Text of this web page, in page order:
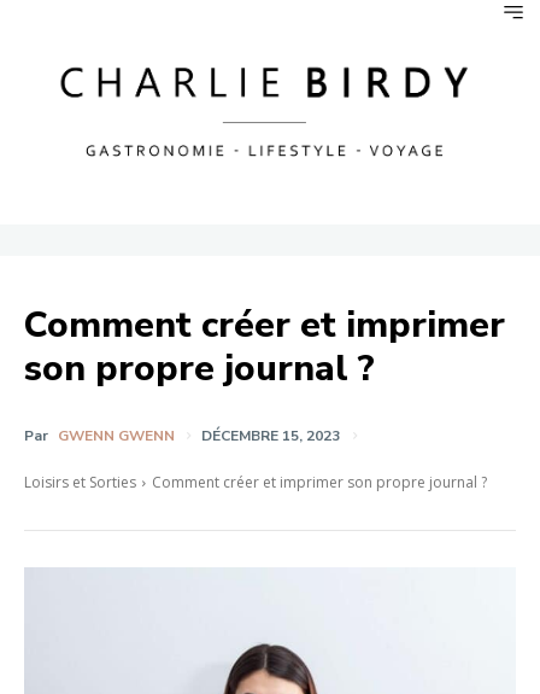
Comment créer et imprimer
son propre journal ?
Par GWENN GWENN DÉCEMBRE 15, 2023
Loisirs et Sorties Comment créer et imprimer son propre journal ?